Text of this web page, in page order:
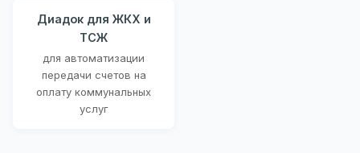
Диадок для ЖКХ и
ТСЖ
для автоматизации
передачи счетов на
оплату коммунальных
услуг